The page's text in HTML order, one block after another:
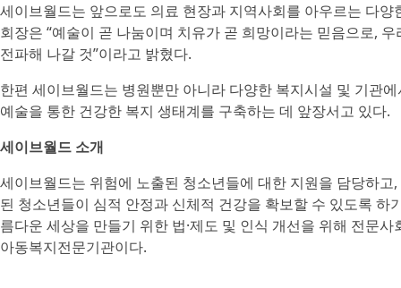
세이브월드는 앞으로도 의료 현장과 지역사회를 아우르는 다
회장은 “예술이 곧 나눔이며 치유가 곧 희망이라는 믿음으로,
전파해 나갈 것”이라고 밝혔다.
한편 세이브월드는 병원뿐만 아니라 다양한 복지시설 및 기관
예술을 통한 건강한 복지 생태계를 구축하는 데 앞장서고 있다.
세이브월드 소개
세이브월드는 위험에 노출된 청소년들에 대한 지원을 담당하
된 청소년들이 심적 안정과 신체적 건강을 확보할 수 있도록
름다운 세상을 만들기 위한 법·제도 및 인식 개선을 위해 전문
아동복지전문기관이다.